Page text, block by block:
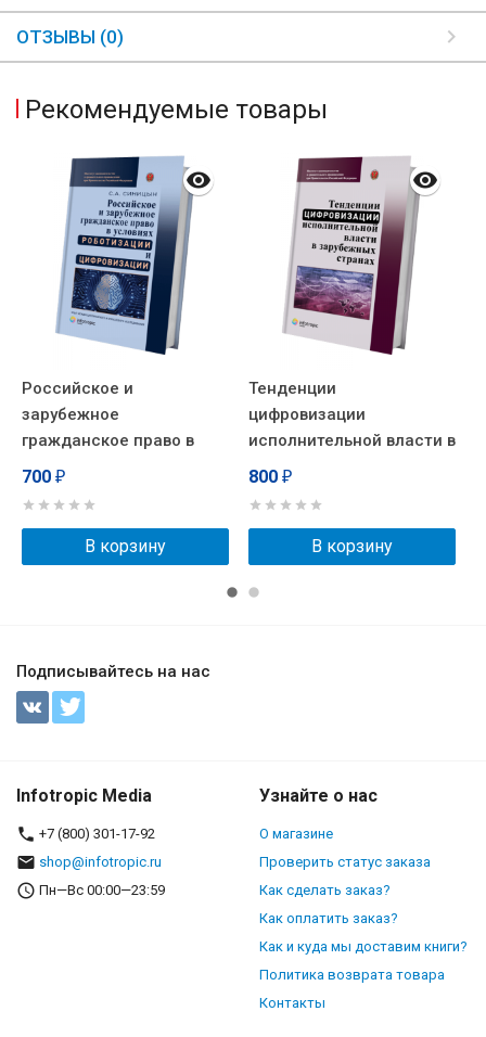
ОТЗЫВЫ (0)
Рекомендуемые товары
Российское и
зарубежное
гражданское право в
условиях роботизации и
отраслевого
исследования:
700 ₽
В корзину
Тенденции
цифровизации
исполнительной власти в
зарубежных странах:
800 ₽
В корзину
Подписывайтесь на нас
Infotropic Media
+7 (800) 301-17-92
shop@infotropic.ru
Пн—Вс 00:00—23:59
Узнайте о нас
О магазине
Проверить статус заказа
Как сделать заказ?
Как оплатить заказ?
Как и куда мы доставим книги?
Политика возврата товара
Контакты